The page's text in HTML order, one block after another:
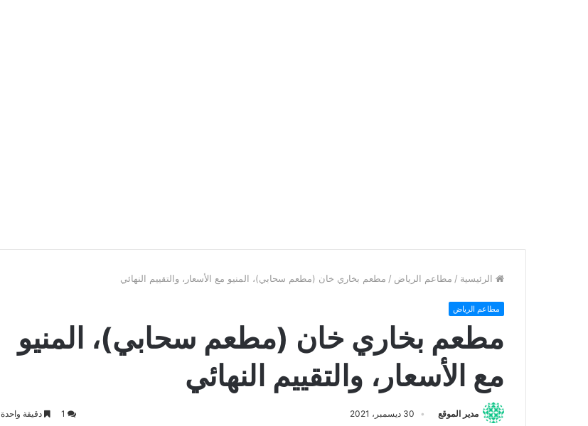
الرئيسية / مطاعم الرياض / مطعم بخاري خان (مطعم سحابي)، المنيو مع الأسعار، والتقييم النهائي
مطاعم الرياض
مطعم بخاري خان (مطعم سحابي)، المنيو
مع الأسعار، والتقييم النهائي
مدير الموقع 30 ديسمبر، 2021 دقيقة واحدة